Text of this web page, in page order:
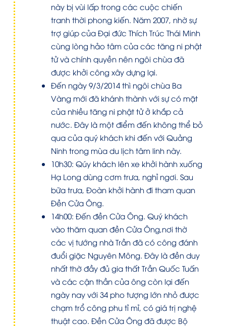
này bị vùi lấp trong các cuộc chiến
tranh thời phong kiến. Năm 2007, nhờ sự
trợ giúp của Đại đức Thích Trúc Thái Minh
cùng lòng hảo tâm của các tăng ni phật
tử và chính quyền nên ngôi chùa đã
được khởi công xây dựng lại.
Đến ngày 9/3/2014 thì ngôi chùa Ba
Vàng mới đã khánh thành với sự có mặt
của nhiều tăng ni phật tử ở khắp cả
nước. Đây là một điểm đến không thể bỏ
qua của quý khách khi đến với Quảng
Ninh trong mùa du lịch tâm linh này.
10h30: Qúy khách lên xe khởi hành xuống
Hạ Long dùng cơm trưa, nghỉ ngơi. Sau
bữa trưa, Đoàn khởi hành đi tham quan
Đền Cửa Ông.
14h00: Đến đền Cửa Ông. Quý khách
vào thăm quan đền Cửa Ông,nơi thờ
các vị tướng nhà Trần đã có công đánh
đuổi giặc Nguyên Mông. Đây là đền duy
nhất thờ đầy đủ gia thất Trần Quốc Tuấn
và các cận thần của ông còn lại đến
ngày nay với 34 pho tượng lớn nhỏ được
chạm trổ công phu tỉ mỉ, có giá trị nghệ
thuật cao. Đền Cửa Ông đã được Bộ